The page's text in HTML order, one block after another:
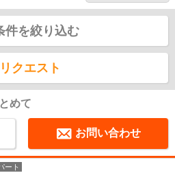
件を絞り込む
クエスト
めて
お問い合わせ
ート